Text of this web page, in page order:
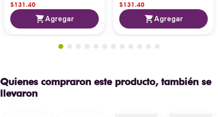
$131.40
Agregar
$131.40
Agregar
Quienes compraron este producto, también se
llevaron